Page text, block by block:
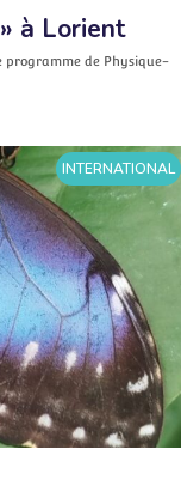
à Lorient
programme de Physique-
INTERNATIONAL